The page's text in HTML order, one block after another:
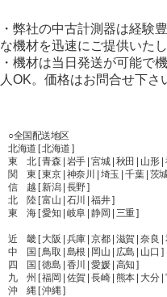
・弊社の中古計測器は経験
な機材を迅速にご提供いたし
・機材は当日発送が可能で
人OK。価格はお問合せ下さ
○全国配送地区
北海道 [ 北海道 ]
東 北 [ 青森 | 岩手 | 宮城 | 秋田 | 山形 |
関 東 [ 東京 | 神奈川 | 埼玉 | 千葉 | 茨
信 越 [ 新潟 | 長野 ]
北 陸 [ 富山 | 石川 | 福井 ]
東 海 [ 愛知 | 岐阜 | 静岡 | 三重 ]
近 畿 [ 大阪 | 兵庫 | 京都 | 滋賀 | 奈良 |
中 国 [ 鳥取 | 島根 | 岡山 | 広島 | 山口 ]
四 国 [ 徳島 | 香川 | 愛媛 | 高知 ]
九 州 [ 福岡 | 佐賀 | 長崎 | 熊本 | 大分 |
沖 縄 [ 沖縄 ]